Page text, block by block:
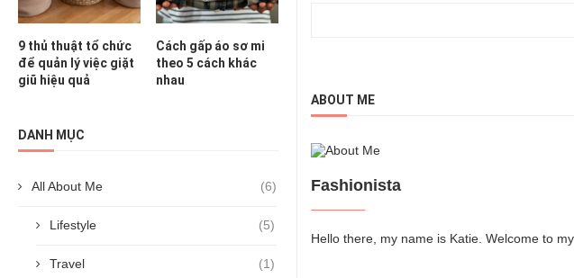
9 thủ thuật tổ chức
để quản lý việc giặt
giũ hiệu quả
Cách gấp áo sơ mi
theo 5 cách khác
nhau
DANH MỤC
All About Me (6)
Lifestyle (5)
Travel (1)
ABOUT ME
Fashionista
Hello there, my name is Katie. Welcome to